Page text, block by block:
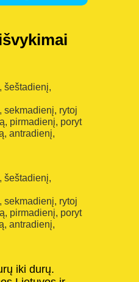
šeštadienį,
sekmadienį, rytoj
pirmadienį, poryt
antradienį,
šeštadienį,
sekmadienį, rytoj
pirmadienį, poryt
antradienį,
iki durų.